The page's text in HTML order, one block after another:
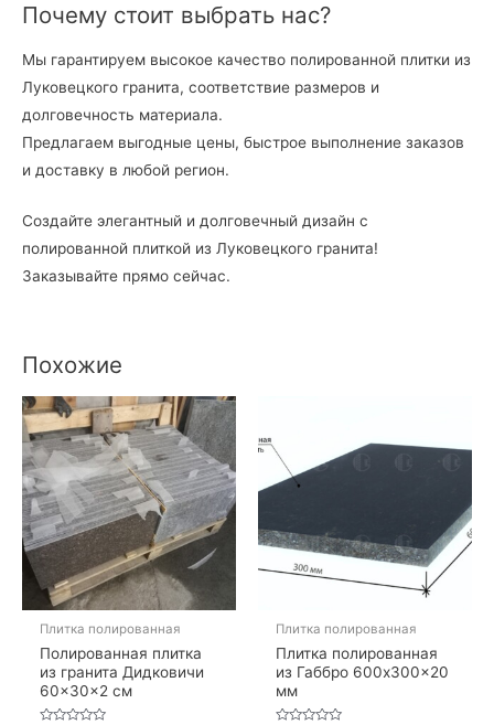
Почему стоит выбрать нас?
Мы гарантируем высокое качество полированной плитки из
Луковецкого гранита, соответствие размеров и
долговечность материала.
Предлагаем выгодные цены, быстрое выполнение заказов
и доставку в любой регион.
Создайте элегантный и долговечный дизайн с
полированной плиткой из Луковецкого гранита!
Заказывайте прямо сейчас.
Похожие
Плитка полированная
Полированная плитка
из гранита Дидковичи
60×30×2 см
Плитка полированная
Плитка полированная
из Габбро 600x300x20
мм